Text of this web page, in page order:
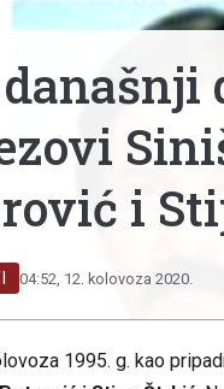
i
04:52, 12. kolovoza 2020.
1995. g. kao